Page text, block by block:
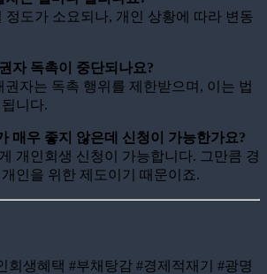
정도가 소요되나, 개인 상황에 따라 변동
자 독촉이 중단되나요?
자는 독촉 행위를 제한받으며, 이는 법
니다.
매우 좋지 않은데 신청이 가능한가요?
개인회생 신청이 가능합니다. 그만큼 경
인을 위한 제도이기 때문이죠.
회생혜택 #부채탕감 #경제적재기 #광명